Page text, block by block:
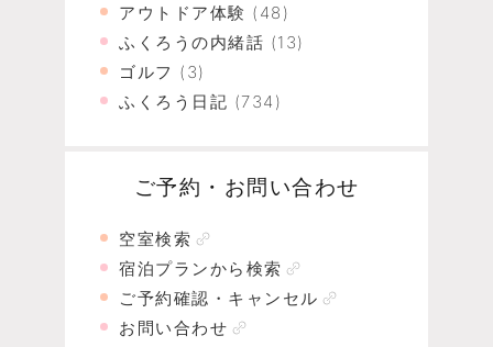
アウトドア体験 (48)
ふくろうの内緒話 (13)
ゴルフ (3)
ふくろう日記 (734)
ご予約・お問い合わせ
空室検索
宿泊プランから検索
ご予約確認・キャンセル
お問い合わせ